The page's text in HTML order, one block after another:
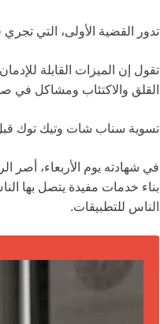
تدور القضية الأولى، التي
تقول إن الميزات القابلة
القلق والاكتئاب ومشاكل في
تسوية سناب شات وتيك توك قبل
في شهادته يوم الأربعاء، أصر
بناء خدمات مفيدة يتصل بها
الناس للتطبيقات.